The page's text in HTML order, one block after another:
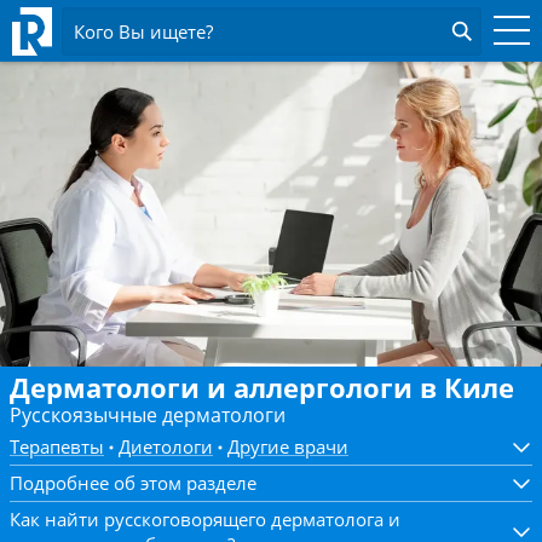
Кого Вы ищете?
Дерматологи и аллергологи в Киле
Русскоязычные дерматологи
Терапевты Диетологи
Другие врачи
Подробнее об этом разделе
Как найти русскоговорящего дерматолога и